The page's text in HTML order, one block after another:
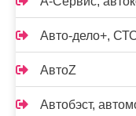
Авто-дело+,
АвтоZ
Автобэст,